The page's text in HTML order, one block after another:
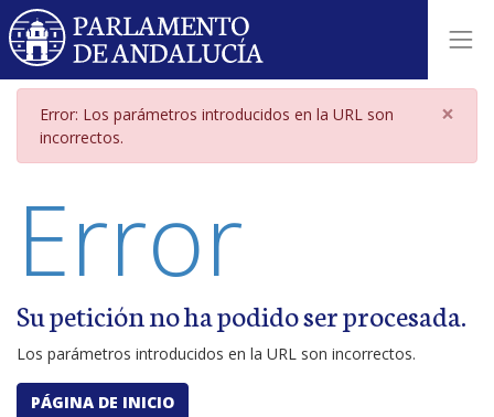
Página de error por parámetros
Error: Los parámetros introducidos en la URL son
incorrectos.
×
Error
Su petición no ha podido ser procesada.
Los parámetros introducidos en la URL son incorrectos.
PÁGINA DE INICIO